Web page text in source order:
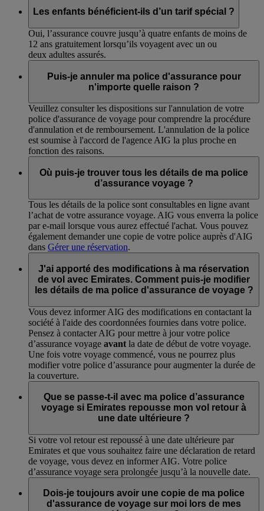
Les enfants bénéficient-ils d’un tarif spécial ?
Oui, l’assurance couvre jusqu’à quatre enfants de moins de
12 ans gratuitement lorsqu’ils voyagent avec un ou
deux adultes assurés.
Puis-je annuler ma police d'assurance pour
n'importe quelle raison ?
Veuillez consulter les dispositions sur l'annulation de votre
police d'assurance de voyage pour comprendre la procédure
d'annulation et de remboursement. L'annulation de la police
est soumise à l'accord de l'agence AIG la plus proche en
fonction des raisons.
Où puis-je trouver tous les détails de ma police
d’assurance voyage ?
Tous les détails de la police sont consultables en ligne avant
l’achat de votre assurance voyage. AIG vous enverra la police
par e-mail lorsque vous aurez effectué l'achat. Vous pouvez
également demander une copie de votre police auprès d'AIG
dans Gérer une réservation.
J'ai apporté des modifications à ma réservation
de vol avec Emirates. Comment puis-je modifier
les détails de ma police d'assurance de voyage ?
Vous devez informer AIG des modifications en contactant la
société à l'aide des coordonnées fournies dans votre police.
Pensez à contacter AIG pour mettre à jour votre police
d’assurance voyage avant la date de début de votre voyage.
Une fois votre voyage commencé, vous ne pourrez plus
modifier votre police d’assurance pour augmenter la durée de
la couverture.
Que se passe-t-il avec ma police d’assurance
voyage si Emirates repousse mon vol retour à
une date ultérieure ?
Si votre vol retour est repoussé à une date ultérieure par
Emirates et que vous souhaitez faire une déclaration de retard
de voyage, vous devez en informer AIG. Votre police
d’assurance voyage sera prolongée jusqu’à la nouvelle date.
Dois-je toujours avoir une copie de ma police
d'assurance de voyage sur moi lors de mes